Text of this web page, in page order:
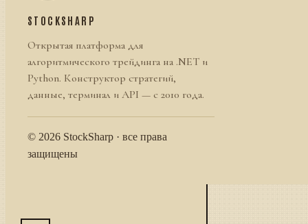
STOCKSHARP
Открытая платформа для
алгоритмического трейдинга на .NET и
Python. Конструктор стратегий,
данные, терминал и API — с 2010 года.
© 2026 StockSharp · все права
защищены